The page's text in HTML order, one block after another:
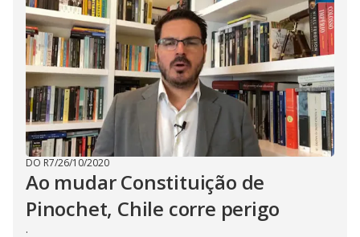
DO R7/26/10/2020
Ao mudar Constituição de
Pinochet, Chile corre perigo
.